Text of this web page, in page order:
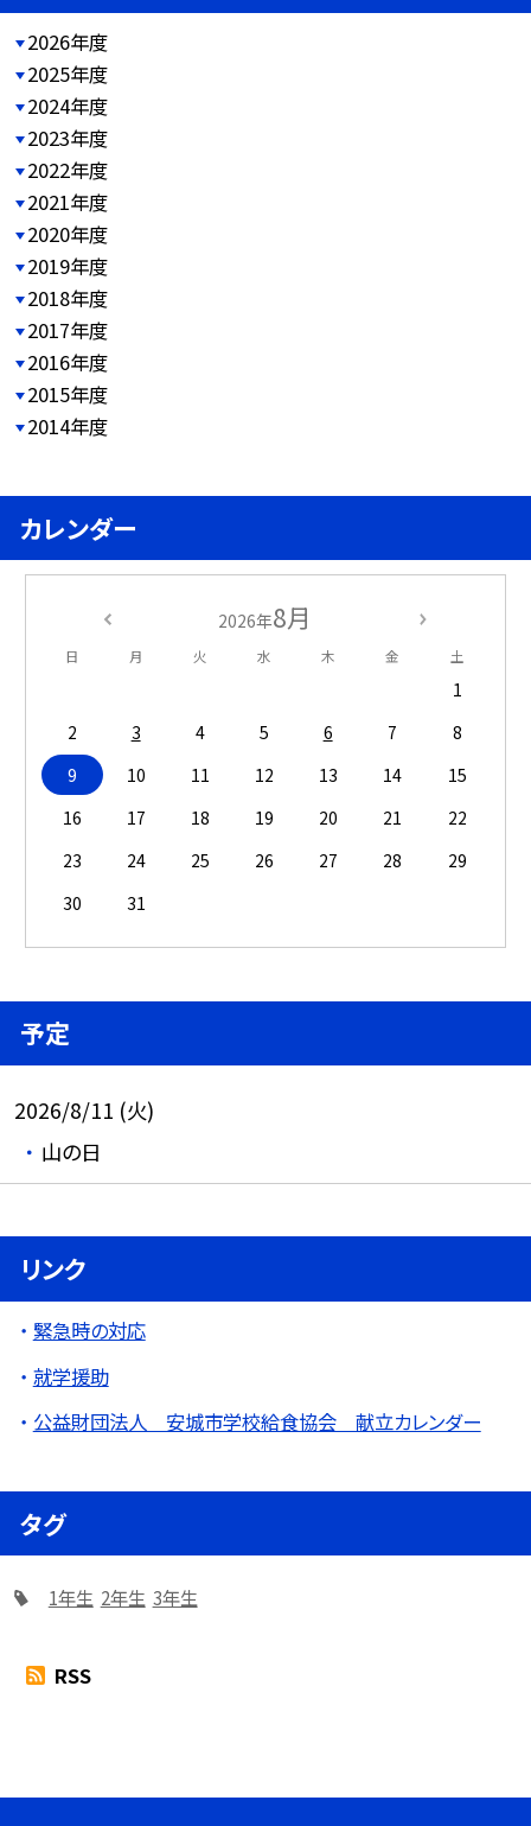
2026年度
2025年度
2024年度
2023年度
2022年度
2021年度
2020年度
2019年度
2018年度
2017年度
2016年度
2015年度
2014年度
カレンダー
2026年8月
日 月 火 水 木 金 土
1
2
3 4 5 6 7
8
9
10 11 12 13 14
15
16
17 18 19 20 21
22
23
24 25 26 27 28
29
30
31
予定
2026/8/11 (火)
山の日
リンク
緊急時の対応
就学援助
公益財団法人 安城市学校給食協会 献立カレンダー
タグ
1年生 2年生 3年生
RSS